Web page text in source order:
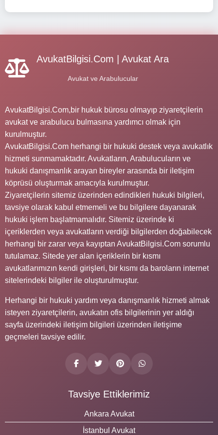
AvukatBilgisi.Com | Avukat Ara
Avukat ve Arabulucular
AvukatBilgisi.Com,bir hukuk bürosu olmayıp ziyaretçilerin
avukat ve arabulucu bulmasına yardımcı olmak için
kurulmuştur.
AvukatBilgisi.Com herhangi bir hukuki destek veya avukatlık
hizmeti sunmamaktadır. Avukatların, Arabulucuların ve
hukuki danışmanlık arayan bireyler arasında bir iletişim
köprüsü oluşturmak amacıyla kurulmuştur.
Ziyaretçilerin sitemiz üzerinden edindikleri hukuki bilgileri,
tavsiye olarak kabul etmemeli ve bu bilgilere dayanarak
hukuki işlem başlatmamalıdır. Sitemiz üzerinde ki
içeriklerden veya avukatların verdiği bilgilerden doğabilecek
herhangi bir zarar veya kayıptan AvukatBilgisi.Com sorumlu
tutulamaz. Sitede yer alan içeriklerin bir kısmı
avukatlarımızın kendi girişleri, bir kısmı da baroların internet
sitelerindeki bilgiler ile oluşturulmuştur.
Herhangi bir hukuki yardım veya danışmanlık hizmeti almak
isteyen ziyaretçilerin, avukatın ofis bilgilerinin yer aldığı
sayfa üzerindeki iletişim bilgileri üzerinden iletişime
geçmeleri tavsiye edilir.
Tavsiye Ettiklerimiz
Ankara Avukat
İstanbul Avukat